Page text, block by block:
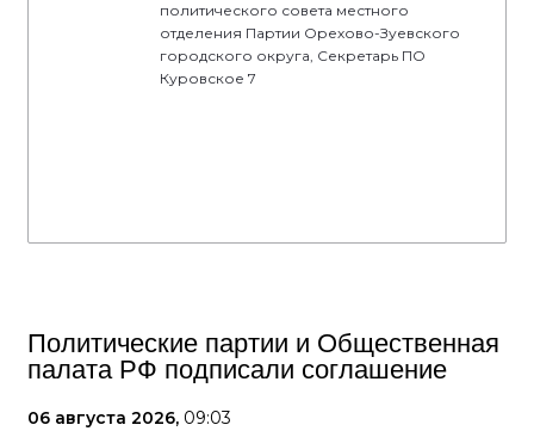
политического совета местного
отделения Партии Орехово-Зуевского
городского округа, Секретарь ПО
Куровское 7
Политические партии и Общественная
палата РФ подписали соглашение
06 августа 2026, 09:03